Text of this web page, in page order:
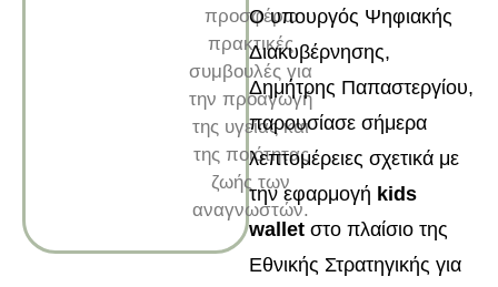
προσφέρω
πρακτικές
συμβουλές για
την προαγωγή
της υγείας και
της ποιότητας
ζωής των
αναγνωστών.
Ο υπουργός Ψηφιακής
Διακυβέρνησης,
Δημήτρης Παπαστεργίου,
παρουσίασε σήμερα
λεπτομέρειες σχετικά με
την εφαρμογή kids
wallet στο πλαίσιο της
Εθνικής Στρατηγικής για